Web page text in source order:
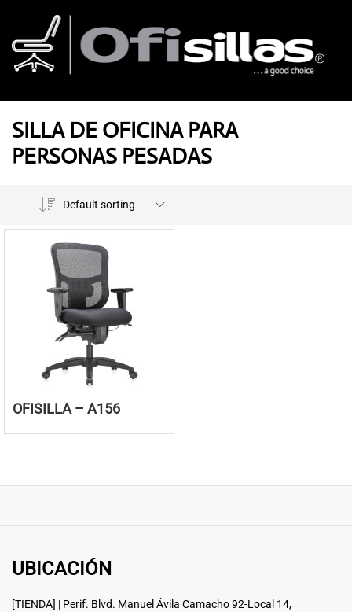
SILLA DE OFICINA PARA
PERSONAS PESADAS
Default sorting
OFISILLA – A156
UBICACIÓN
[TIENDA] | Perif. Blvd. Manuel Ávila Camacho 92-Local 14,